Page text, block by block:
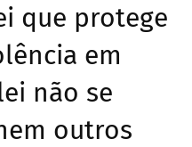
que protege
em
não se
outros